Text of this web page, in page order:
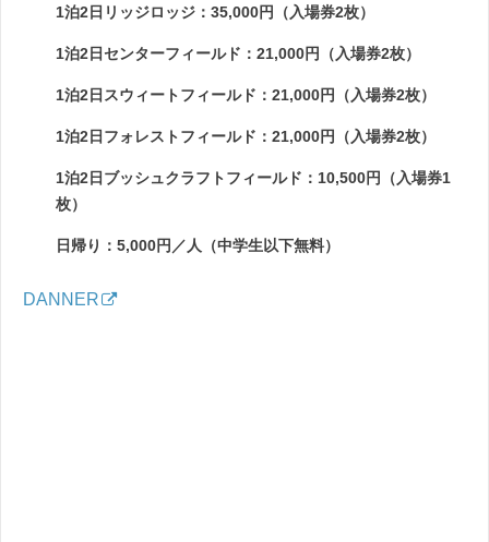
1泊2日リッジロッジ：35,000円（入場券2枚）
1泊2日センターフィールド：21,000円（入場券2枚）
1泊2日スウィートフィールド：21,000円（入場券2枚）
1泊2日フォレストフィールド：21,000円（入場券2枚）
1泊2日ブッシュクラフトフィールド：10,500円（入場券1
枚）
日帰り：5,000円／人（中学生以下無料）
DANNER